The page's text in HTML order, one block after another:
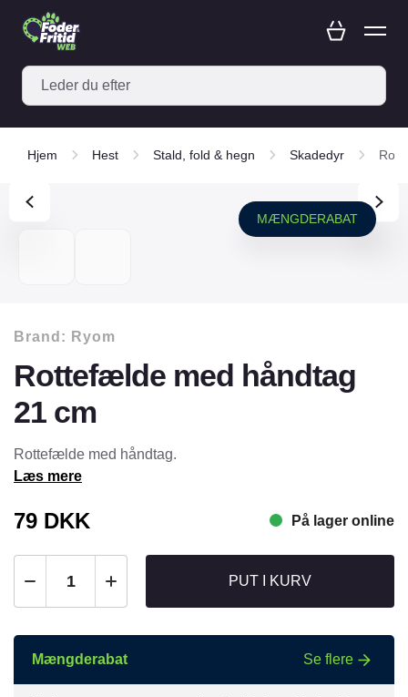
Hjem Hest Stald, fold & hegn Skadedyr
MÆNGDERABAT
Brand: Ryom
Rottefælde med håndtag
21 cm
Rottefælde med håndtag.
Læs mere
79 DKK På lager online
PUT I KURV
Mængderabat Se flere